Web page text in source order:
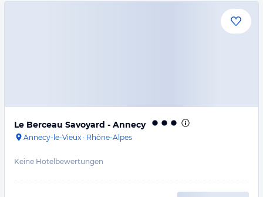
Le Berceau Savoyard - Annecy
Annecy-le-Vieux · Rhône-Alpes
Keine Hotelbewertungen